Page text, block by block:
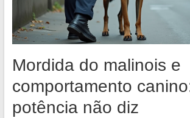
Mordida do malinois e
comportamento
potência não diz